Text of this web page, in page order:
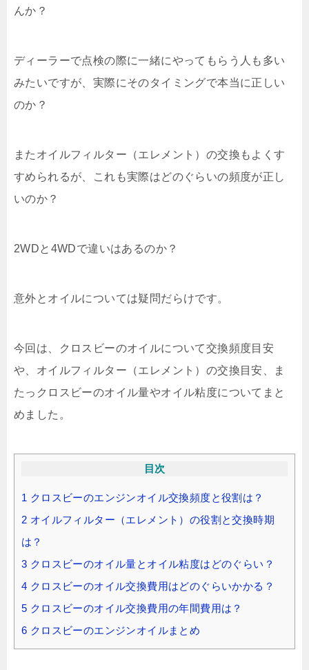
んか？
ディーラーで点検の際に一緒にやってもらう人も多い
みたいですが、実際にそのタイミングで本当に正しい
のか？
またオイルフィルター（エレメント）の交換もよくす
すめられるが、これも実際はどのぐらいの頻度が正し
いのか？
2WDと4WDで違いはあるのか？
意外とオイルについては疑問だらけです。
今回は、クロスビーのオイルについて交換頻度目安
や、オイルフィルター（エレメント）の交換目安、ま
たっクロスビーのオイル量やオイル粘度についてまと
めました。
目次
1 クロスビーのエンジンオイル交換頻度と役割は？
2 オイルフィルター（エレメント）の役割と交換時期
は？
3 クロスビーのオイル量とオイル粘度はどのぐらい？
4 クロスビーのオイル交換費用はどのぐらいかかる？
5 クロスビーのオイル交換費用の年間費用は？
6 クロスビーのエンジンオイルまとめ